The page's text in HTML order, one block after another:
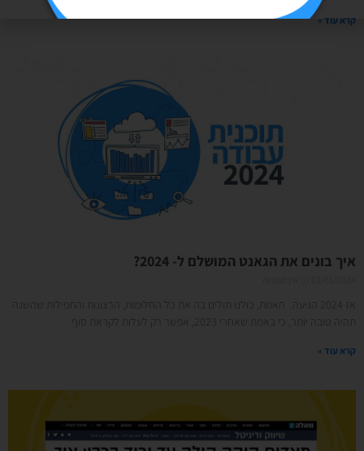
קרא עוד »
איך בונים את הגאנט המושלם ל- 2024?
אז 2024 הגיעה. האמת, כולנו תולים בה את כל החלומות, הרצונות והתפילות שהשנה
תהיה טובה יותר, כי באמת שאחרי 2023, אפשר רק לעלות לקראת סוף
קרא עוד »